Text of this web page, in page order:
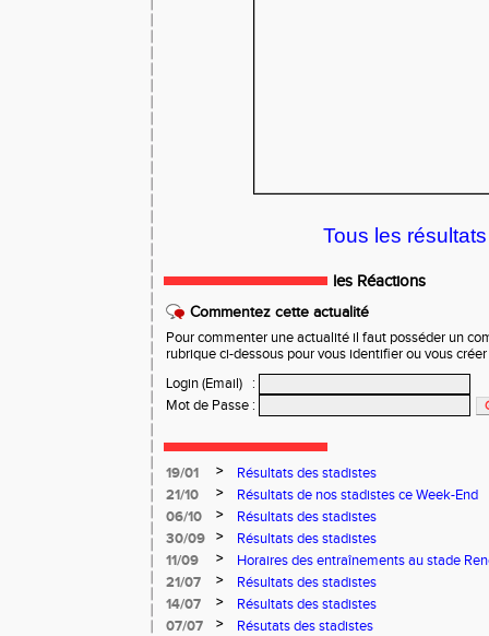
Tous les
les Réactions
Commentez cette actualité
Pour commenter une actualité il faut posséder un
rubrique ci-dessous pour vous identifier ou vous
Login (Email)
:
Mot de Passe :
19/01 >
Résultats des stadistes
21/10
>
Résultats de nos stadistes ce Week-End
06/10
>
Résultats des stadistes
30/09
>
Résultats des stadistes
11/09
>
Horaires des entraînements au stade
21/07
>
Résultats des stadistes
14/07
>
Résultats des stadistes
07/07
>
Résutats des stadistes